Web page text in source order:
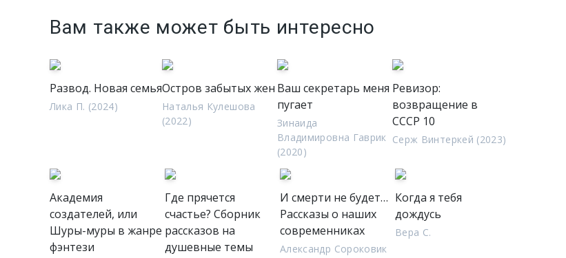
Вам также может быть интересно
Развод. Новая семья
Лика П. (2024)
Остров забытых жен
Наталья Кулешова
(2022)
Ваш секретарь меня
пугает
Зинаида
Владимировна Гаврик
(2020)
Ревизор:
возвращение в
СССР 10
Серж Винтеркей (2023)
Академия
создателей, или
Шуры-муры в жанре
фэнтези
Где прячется
счастье? Сборник
рассказов на
душевные темы
И смерти не будет…
Рассказы о наших
современниках
Александр Сороковик
Когда я тебя
дождусь
Вера С.